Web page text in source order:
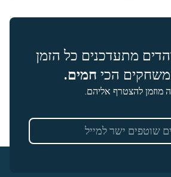
מתעדכנים כל הזמן
הכי חמים.
מוזמן להצטרף אליהם.